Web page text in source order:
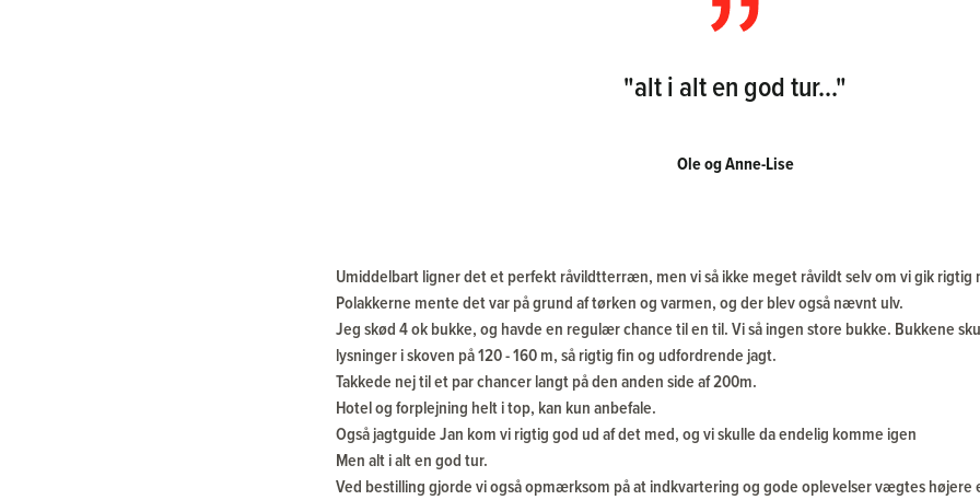
"alt i alt en god tur..."
Ole og Anne-Lise
Umiddelbart ligner det et perfekt råvildtterræn, men vi så ikke meget råvildt selv om vi gik rigtig
Polakkerne mente det var på grund af tørken og varmen, og der blev også nævnt ulv.
Jeg skød 4 ok bukke, og havde en regulær chance til en til. Vi så ingen store bukke. Bukkene
lysninger i skoven på 120 - 160 m, så rigtig fin og udfordrende jagt.
Takkede nej til et par chancer langt på den anden side af 200m.
Hotel og forplejning helt i top, kan kun anbefale.
Også jagtguide Jan kom vi rigtig god ud af det med, og vi skulle da endelig komme igen
Men alt i alt en god tur.
Ved bestilling gjorde vi også opmærksom på at indkvartering og gode oplevelser vægtes